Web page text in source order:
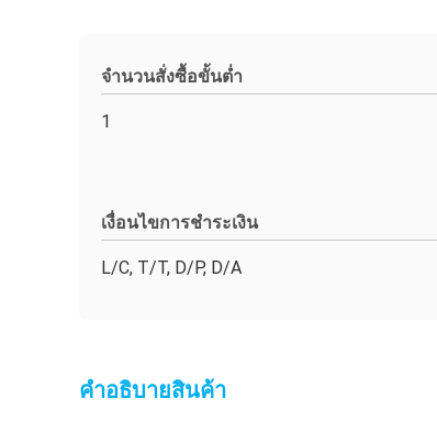
จำนวนสั่งซื้อขั้นต่ำ
1
เงื่อนไขการชำระเงิน
L/C, T/T, D/P, D/A
คําอธิบายสินค้า